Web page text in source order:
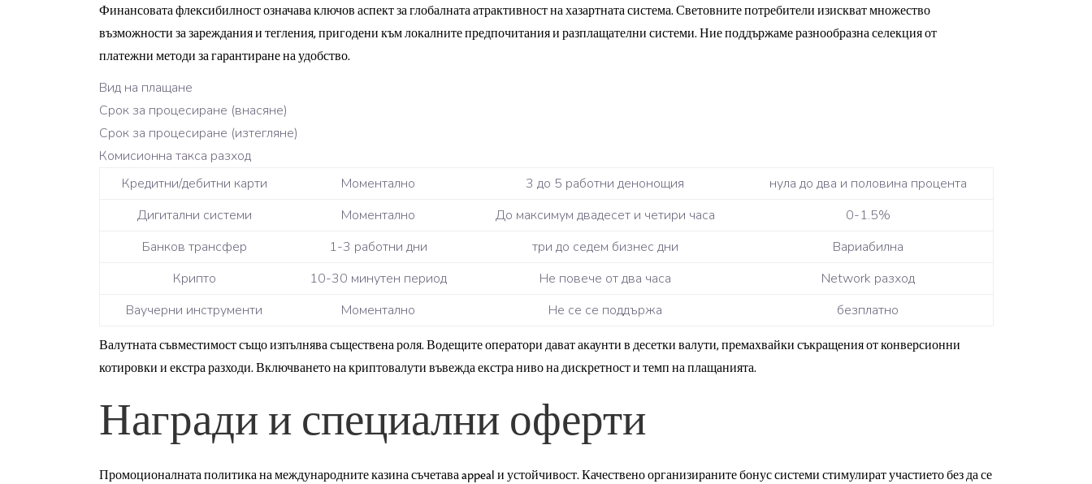
Финансовата флексибилност означава ключов аспект за глобалната атрактивност на хазартната система. Световните потребители изискват множество
възможности за зареждания и тегления, пригодени към локалните предпочитания и разплащателни системи. Ние поддържаме разнообразна селекция от
платежни методи за гарантиране на удобство.
Вид на плащане
Срок за процесиране (внасяне)
Срок за процесиране (изтегляне)
Комисионна такса разход
Кредитни/дебитни карти
Моментално 3 до 5 работни денонощия
нула до два и половина процента
Дигитални системи
Моментално До максимум двадесет и четири часа
0-1.5%
Банков трансфер
1-3 работни дни три до седем бизнес дни
Вариабилна
Крипто
10-30 минутен период Не повече от два часа
Network разход
Ваучерни инструменти
Моментално Не се се поддържа безплатно
Валутната съвместимост също изпълнява съществена роля. Водещите оператори дават акаунти в десетки валути, премахвайки съкращения от конверсионни
котировки и екстра разходи. Включването на криптовалути въвежда екстра ниво на дискретност и темп на плащанията.
Награди и специални оферти
Промоционалната политика на международните казина съчетава appeal и устойчивост. Качествено организираните бонус системи стимулират участието без да се